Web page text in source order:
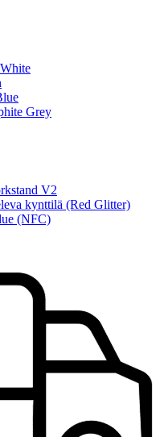
Grey
V2
kynttilä (Red Glitter)
(NFC)